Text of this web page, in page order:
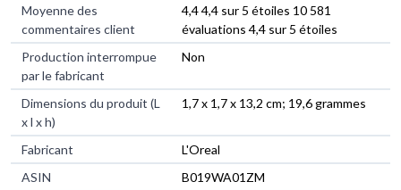
Moyenne des
commentaires client
4,4 4,4 sur 5 étoiles 10 581
évaluations 4,4 sur 5 étoiles
Production interrompue
par le fabricant
Non
Dimensions du produit (L
x l x h)
1,7 x 1,7 x 13,2 cm; 19,6 grammes
Fabricant
L'Oreal
ASIN
B019WA01ZM